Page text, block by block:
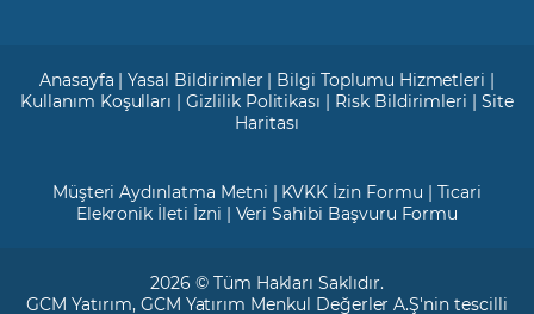
Anasayfa |Yasal Bildirimler | Bilgi Toplumu Hizmetleri |
Kullanım Koşulları |Gizlilik Politikası | Risk Bildirimleri |Site
Haritası
Müşteri Aydınlatma Metni | KVKK İzin Formu | Ticari
Elekronik İleti İzni | Veri Sahibi Başvuru Formu
2026 © Tüm Hakları Saklıdır.
GCM Yatırım, GCM Yatırım Menkul Değerler A.Ş'nin tescilli